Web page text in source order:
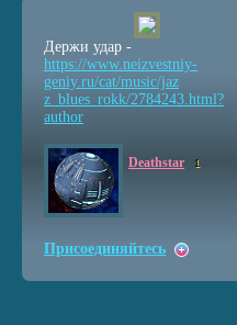
Держи удар -
https://www.neizvestniy-
geniy.ru/cat/music/jaz
z_blues_rokk/2784243.html?
author
Deathstar 1
Присоединяйтесь